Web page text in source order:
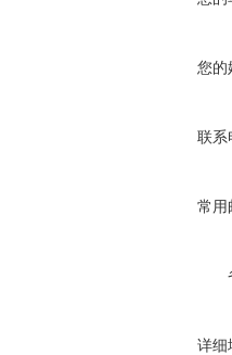
您的
联系
常用
详细